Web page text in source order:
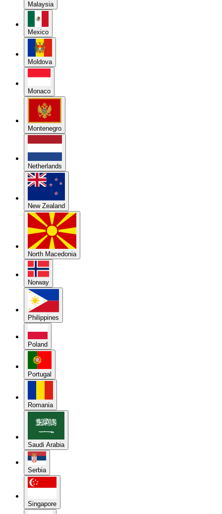
Malaysia
Mexico
Moldova
Monaco
Montenegro
Netherlands
New Zealand
North Macedonia
Norway
Philippines
Poland
Portugal
Romania
Saudi Arabia
Serbia
Singapore